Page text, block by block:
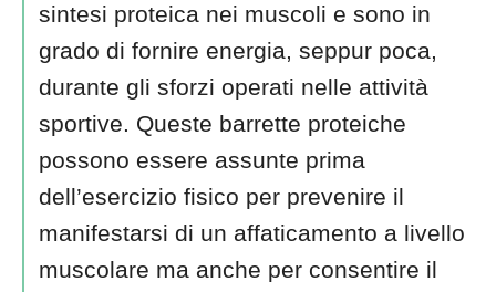
sintesi proteica nei muscoli e sono in
grado di fornire energia, seppur poca,
durante gli sforzi operati nelle attività
sportive. Queste barrette proteiche
possono essere assunte prima
dell’esercizio fisico per prevenire il
manifestarsi di un affaticamento a livello
muscolare ma anche per consentire il